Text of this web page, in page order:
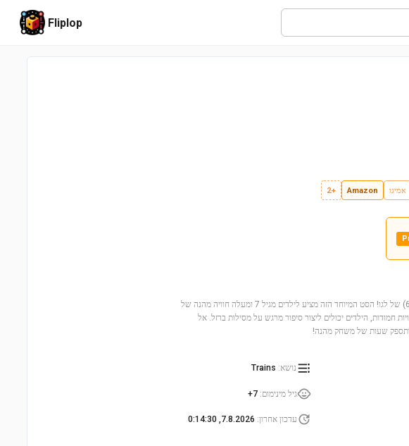
Fliplop
אמיגו Amazon
+2
הצטרפו להרפתקה קלאסית עם רכבת קיטור וינטג' (60511) של לגו! הסט המיוחד הזה מציע לילדים מגיל 7 ומעלה חוויה מהנה של
נוסעים ודמויות חמודות, הילדים יכולים ליצור סיפור מרגש על מסילות ברזל. אל
ותספק שעות של משחק מהנה!
נושא:
Trains
גיל מינימום:
7+
עדכון אחרון:
7.8.2026, 0:14:30